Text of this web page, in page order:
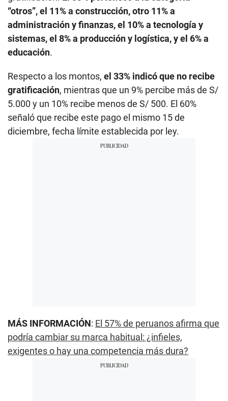
“otros”, el 11% a construcción, otro 11% a
administración y finanzas, el 10% a tecnología y
sistemas, el 8% a producción y logística, y el 6% a
educación.
Respecto a los montos, el 33% indicó que no recibe
gratificación, mientras que un 9% percibe más de S/
5.000 y un 10% recibe menos de S/ 500. El 60%
señaló que recibe este pago el mismo 15 de
diciembre, fecha límite establecida por ley.
MÁS INFORMACIÓN: El 57% de peruanos afirma que
podría cambiar su marca habitual: ¿infieles,
exigentes o hay una competencia más dura?